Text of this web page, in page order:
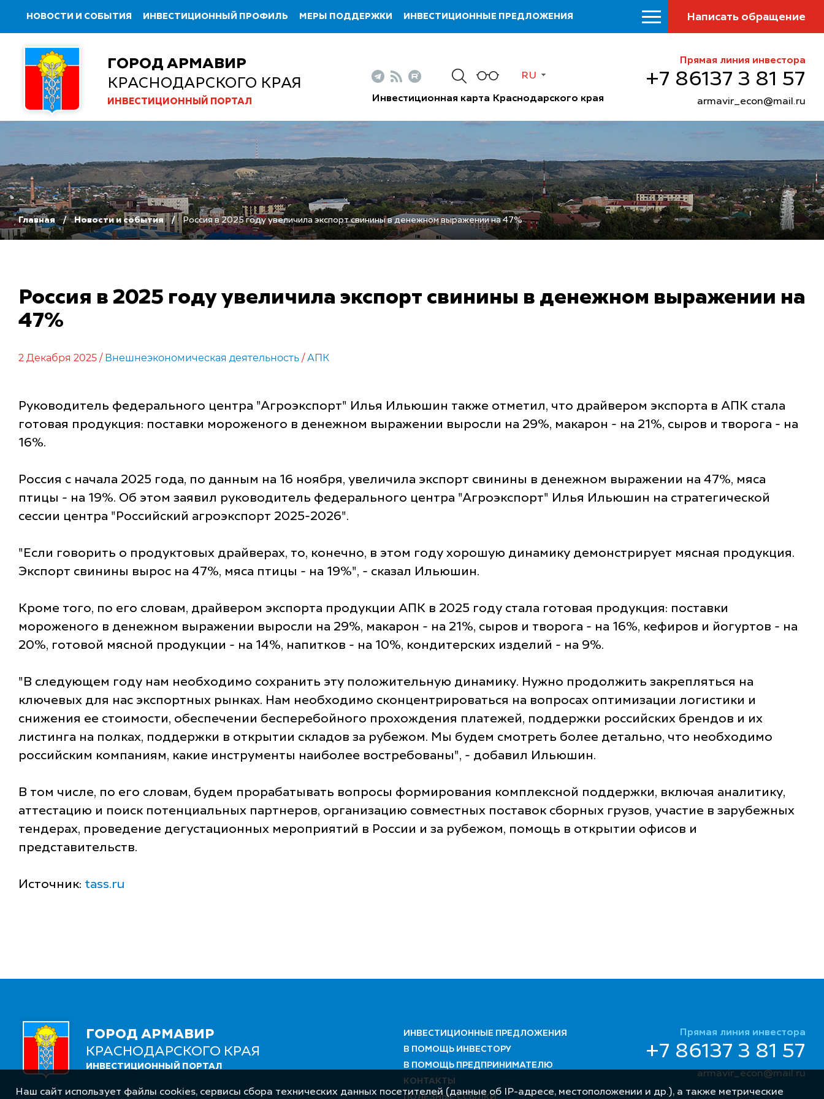
НОВОСТИ И СОБЫТИЯ ИНВЕСТИЦИОННЫЙ ПРОФИЛЬ МЕРЫ ПОДДЕРЖКИ ИНВЕСТИЦИОННЫЕ ПРЕДЛОЖЕНИЯ Написать обращение
ГОРОД АРМАВИР
КРАСНОДАРСКОГО КРАЯ
ИНВЕСТИЦИОННЫЙ ПОРТАЛ
RU
Инвестиционная карта Краснодарского края
Прямая линия инвестора
+7 86137 3 81 57
armavir_econ@mail.ru
Главная Новости и события Россия в 2025 году увеличила экспорт свинины в денежном выражении на 47%
Россия в 2025 году увеличила экспорт свинины в денежном выражении на
47%
2 Декабря 2025 / Внешнеэкономическая деятельность / АПК
Руководитель федерального центра "Агроэкспорт" Илья Ильюшин также отметил, что драйвером экспорта в АПК стала
готовая продукция: поставки мороженого в денежном выражении выросли на 29%, макарон - на 21%, сыров и творога - на
16%.
Россия с начала 2025 года, по данным на 16 ноября, увеличила экспорт свинины в денежном выражении на 47%, мяса
птицы - на 19%. Об этом заявил руководитель федерального центра "Агроэкспорт" Илья Ильюшин на стратегической
сессии центра "Российский агроэкспорт 2025-2026".
"Если говорить о продуктовых драйверах, то, конечно, в этом году хорошую динамику демонстрирует мясная продукция.
Экспорт свинины вырос на 47%, мяса птицы - на 19%", - сказал Ильюшин.
Кроме того, по его словам, драйвером экспорта продукции АПК в 2025 году стала готовая продукция: поставки
мороженого в денежном выражении выросли на 29%, макарон - на 21%, сыров и творога - на 16%, кефиров и йогуртов - на
20%, готовой мясной продукции - на 14%, напитков - на 10%, кондитерских изделий - на 9%.
"В следующем году нам необходимо сохранить эту положительную динамику. Нужно продолжить закрепляться на
ключевых для нас экспортных рынках. Нам необходимо сконцентрироваться на вопросах оптимизации логистики и
снижения ее стоимости, обеспечении бесперебойного прохождения платежей, поддержки российских брендов и их
листинга на полках, поддержки в открытии складов за рубежом. Мы будем смотреть более детально, что необходимо
российским компаниям, какие инструменты наиболее востребованы", - добавил Ильюшин.
В том числе, по его словам, будем прорабатывать вопросы формирования комплексной поддержки, включая аналитику,
аттестацию и поиск потенциальных партнеров, организацию совместных поставок сборных грузов, участие в зарубежных
тендерах, проведение дегустационных мероприятий в России и за рубежом, помощь в открытии офисов и
представительств.
Источник: tass.ru
ГОРОД АРМАВИР
КРАСНОДАРСКОГО КРАЯ
ИНВЕСТИЦИОННЫЙ ПОРТАЛ
Следуйте за нами
ИНВЕСТИЦИОННЫЕ ПРЕДЛОЖЕНИЯ
В ПОМОЩЬ ИНВЕСТОРУ
В ПОМОЩЬ ПРЕДПРИНИМАТЕЛЮ
КОНТАКТЫ
Прямая линия инвестора
+7 86137 3 81 57
armavir_econ@mail.ru
Наш сайт использует файлы cookies, сервисы сбора технических данных посетителей (данные об IP-адресе, местоположении и др.), а также метрические